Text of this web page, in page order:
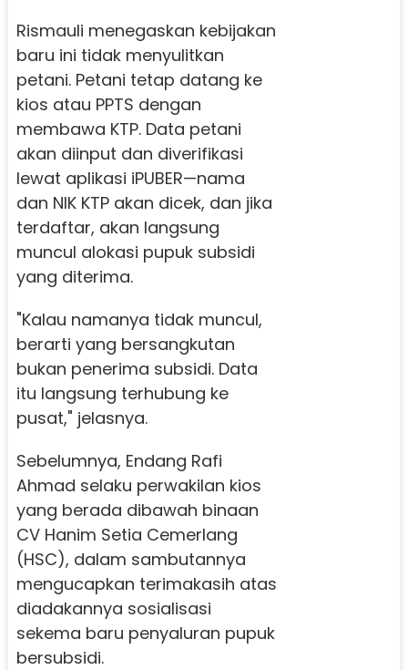
Rismauli menegaskan kebijakan
baru ini tidak menyulitkan
petani. Petani tetap datang ke
kios atau PPTS dengan
membawa KTP. Data petani
akan diinput dan diverifikasi
lewat aplikasi iPUBER—nama
dan NIK KTP akan dicek, dan jika
terdaftar, akan langsung
muncul alokasi pupuk subsidi
yang diterima.
"Kalau namanya tidak muncul,
berarti yang bersangkutan
bukan penerima subsidi. Data
itu langsung terhubung ke
pusat," jelasnya.
Sebelumnya, Endang Rafi
Ahmad selaku perwakilan kios
yang berada dibawah binaan
CV Hanim Setia Cemerlang
(HSC), dalam sambutannya
mengucapkan terimakasih atas
diadakannya sosialisasi
sekema baru penyaluran pupuk
bersubsidi.